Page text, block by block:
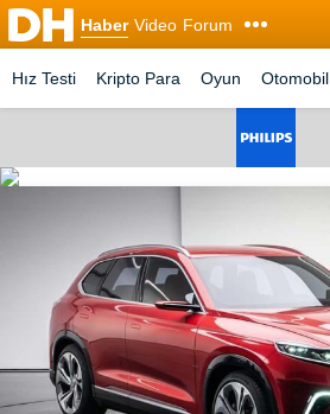
Haber Video Forum
Hız Testi Kripto Para Oyun Otomobil